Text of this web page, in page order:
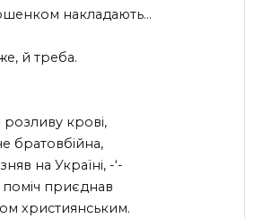
накладають…
й треба.
крові,
братовбійна,
на Україні, -‘-
поміч приєднав
християнським.